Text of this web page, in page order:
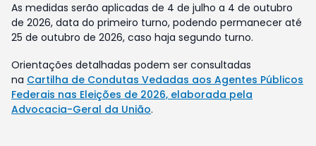
As medidas serão aplicadas de 4 de julho a 4 de outubro
de 2026, data do primeiro turno, podendo permanecer até
25 de outubro de 2026, caso haja segundo turno.
Orientações detalhadas podem ser consultadas
na Cartilha de Condutas Vedadas aos Agentes Públicos
Federais nas Eleições de 2026, elaborada pela
Advocacia-Geral da União.